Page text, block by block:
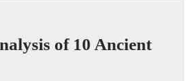
of 10 Ancient